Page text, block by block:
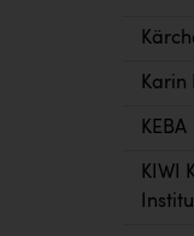
Karin
KEBA
KIWI